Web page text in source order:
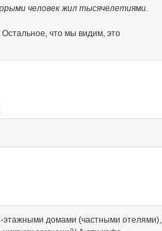
человек жил тысячелетиями.
что мы видим, это
этажными домами (частными отелями),